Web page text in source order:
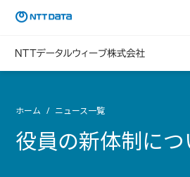
ホーム ニュース一覧
役員の新体制につ